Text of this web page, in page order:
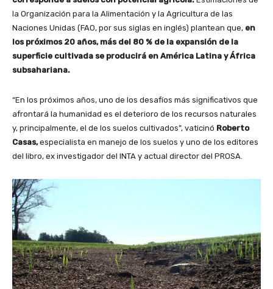
la Organización para la Alimentación y la Agricultura de las
Naciones Unidas (FAO, por sus siglas en inglés) plantean que, en
los próximos 20 años, más del 80 % de la expansión de la
superficie cultivada se producirá en América Latina y África
subsahariana.
“En los próximos años, uno de los desafíos más significativos que
afrontará la humanidad es el deterioro de los recursos naturales
y, principalmente, el de los suelos cultivados”, vaticinó Roberto
Casas,especialista en manejo de los suelos y uno de los editores
del libro, ex investigador del INTA y actual director del PROSA.